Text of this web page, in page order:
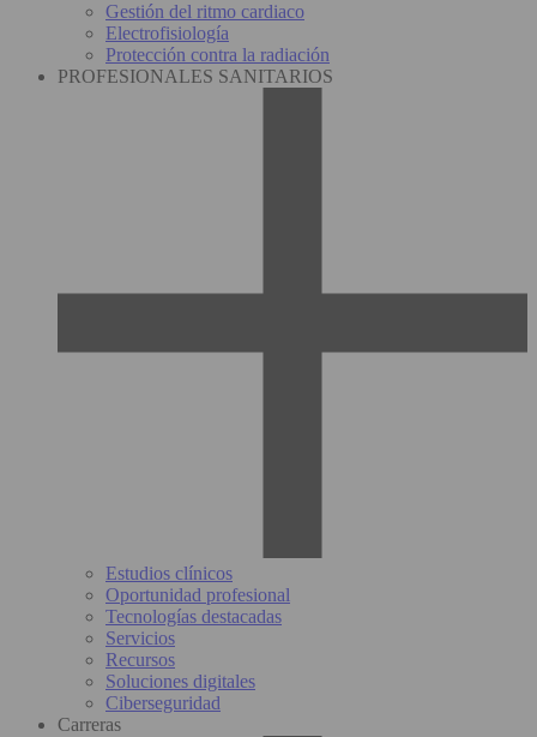
Gestión del ritmo cardiaco
Electrofisiología
Protección contra la radiación
PROFESIONALES SANITARIOS
Estudios clínicos
Oportunidad profesional
Tecnologías destacadas
Servicios
Recursos
Soluciones digitales
Ciberseguridad
Carreras